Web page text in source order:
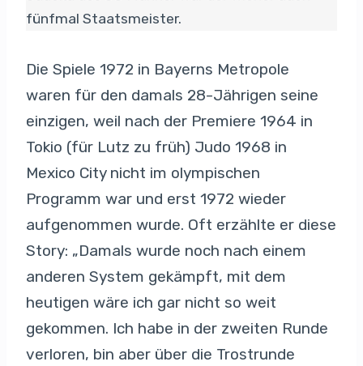
fünfmal Staatsmeister.
Die Spiele 1972 in Bayerns Metropole
waren für den damals 28-Jährigen seine
einzigen, weil nach der Premiere 1964 in
Tokio (für Lutz zu früh) Judo 1968 in
Mexico City nicht im olympischen
Programm war und erst 1972 wieder
aufgenommen wurde. Oft erzählte er diese
Story: „Damals wurde noch nach einem
anderen System gekämpft, mit dem
heutigen wäre ich gar nicht so weit
gekommen. Ich habe in der zweiten Runde
verloren, bin aber über die Trostrunde